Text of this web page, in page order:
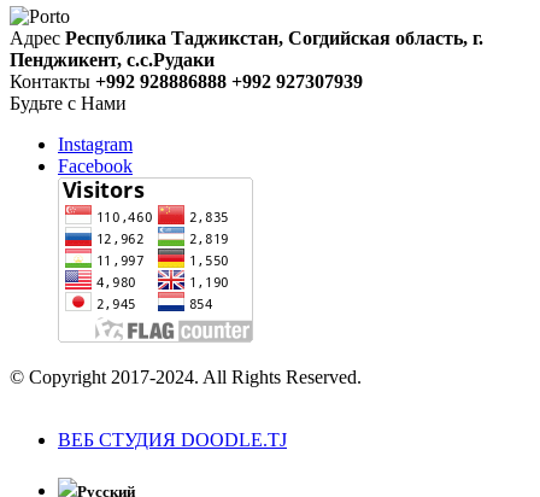
Адрес Республика Таджикстан, Согдийская область, г.
Пенджикент, с.с.Рудаки
Контакты +992 928886888 +992 927307939
Будьте с Нами
Instagram
Facebook
© Copyright 2017-2024. All Rights Reserved.
ВЕБ СТУДИЯ DOODLE.TJ
Русский